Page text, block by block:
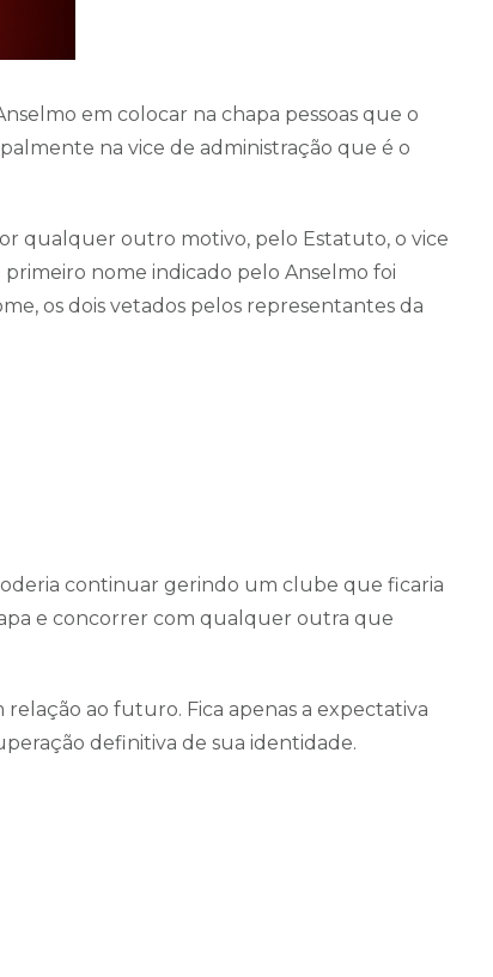
em colocar na chapa pessoas que o
na vice de administração que é o
qualquer outro motivo, pelo Estatuto, o vice
nome indicado pelo Anselmo foi
os dois vetados pelos representantes da
continuar gerindo um clube que ficaria
e concorrer com qualquer outra que
ao futuro. Fica apenas a expectativa
definitiva de sua identidade.